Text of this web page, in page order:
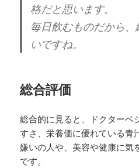
格だと思います。
毎日飲むものだから
いですね。
総合評価
総合的に見ると、ドクターベ
すさ、栄養価に優れている青
嫌いの人や、美容や健康に気
です。